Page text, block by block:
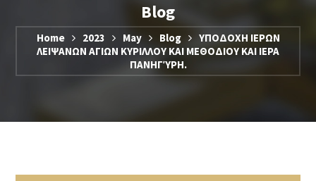
Blog
Home 2023 May Blog
ΥΠΟΔΟΧΗ ΙΕΡΩΝ
ΛΕΙΨΑΝΩΝ ΑΓΙΩΝ ΚΥΡΙΛΛΟΥ ΚΑΙ ΜΕΘΟΔΙΟΥ ΚΑΙ ΙΕΡΑ
ΠΑΝΗΓΎΡΗ.